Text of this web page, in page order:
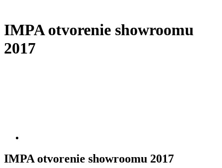
IMPA otvorenie showroomu
2017
IMPA otvorenie showroomu 2017